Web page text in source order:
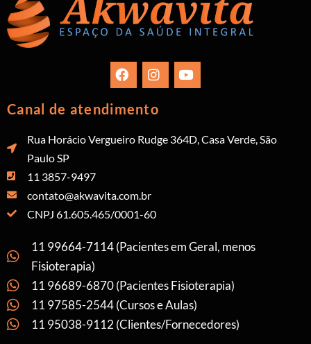
Canal de atendimento
Rua Horácio Vergueiro Rudge 364D, Casa Verde, São
Paulo SP
11 3857-9497
contato@akwavita.com.br
CNPJ 61.605.465/0001-60
11 99664-7114 (Pacientes em Geral, menos
Fisioterapia)
11 96689-6870 (Pacientes Fisioterapia)
11 97585-2544 (Cursos e Aulas)
11 95038-9112 (Clientes/Fornecedores)